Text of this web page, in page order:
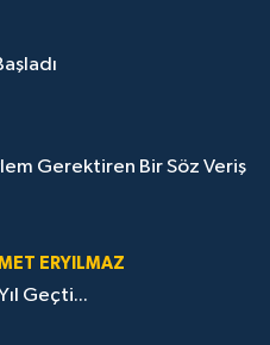
Gerektiren Bir Söz Veriş
ERYILMAZ
Geçti...